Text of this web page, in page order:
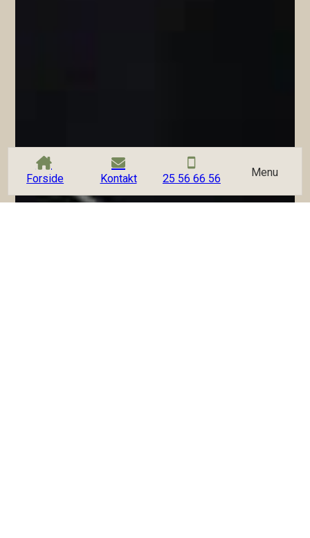
Forside Kontakt 25 56 66 56 Menu